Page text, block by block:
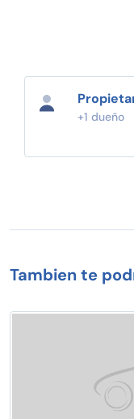
+1 dueño
Tambien te